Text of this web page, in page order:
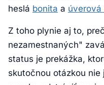
heslá bonita a úverová
Z toho plynie aj to,
nezamestnaných"
status je prekážka,
skutočnou otázkou